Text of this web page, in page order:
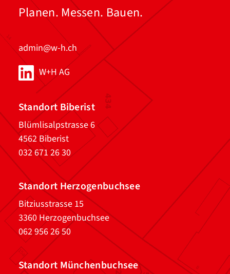
Planen. Messen. Bauen.
admin@w-h.ch
W+H AG
Standort Biberist
Blümlisalpstrasse 6
4562 Biberist
032 671 26 30
Standort Herzogenbuchsee
Bitziusstrasse 15
3360 Herzogenbuchsee
062 956 26 50
Standort Münchenbuchsee